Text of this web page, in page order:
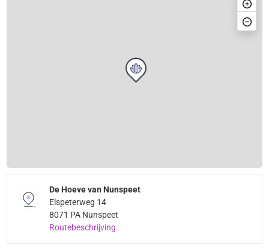
De Hoeve van Nunspeet
Elspeterweg 14
8071 PA Nunspeet
Routebeschrijving